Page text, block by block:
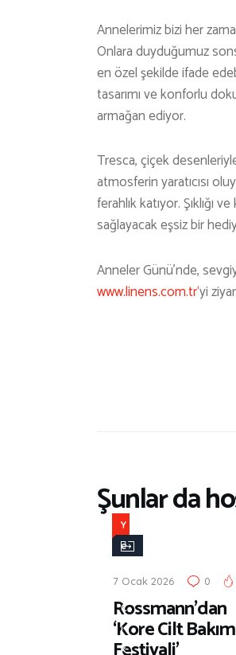
Annelerimiz bizi her
Onlara duyduğumuz
en özel şekilde ifade
tasarımı ve konforlu
armağan ediyor.
Tresca, çiçek
atmosferin yaratıcısı
ferahlık katıyor.
sağlayacak eşsiz bir
Anneler Günü’nde,
www.linens.com.tr‘yi
Şunlar da
Y
e
i
Ç
ı
k
7 Ocak 2026 0
Rossmann’dan
‘Kore Cilt Bakım